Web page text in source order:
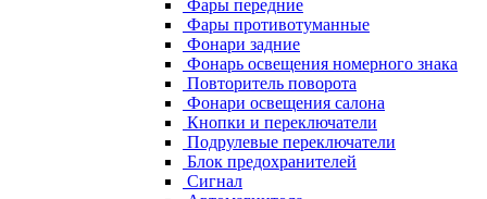
Фары передние
Фары противотуманные
Фонари задние
Фонарь освещения номерного знака
Повторитель поворота
Фонари освещения салона
Кнопки и переключатели
Подрулевые переключатели
Блок предохранителей
Сигнал